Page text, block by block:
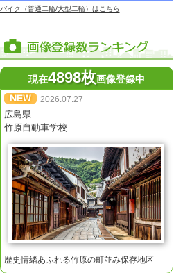
バイク（普通二輪/大型二輪）はこちら
現在4898枚画像登録中
2026.07.27
広島県
竹原自動車学校
歴史情緒あふれる竹原の町並み保存地区